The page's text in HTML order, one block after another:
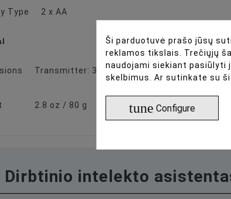
Type 2 x AA
Transmitter: 3.5 x 2.3 x 2" / 90 x 58 x 50 mm
2.8 oz / 80 g
Dirbtinio intelekto
Ši parduotuvė prašo jūsų
reklamos tikslais. Trečiųjų
naudojami siekiant pasiūlyti
skelbimus. Ar sutinkate su
tune Configure